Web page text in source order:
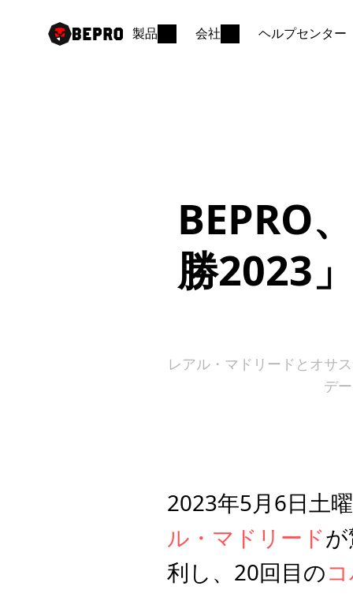
製品 会社 ヘルプセンター
BEPRO
勝2023
レアル・マドリードとオサ
デ
2023年5月6日土
ル・マドリード
利し、20回目の